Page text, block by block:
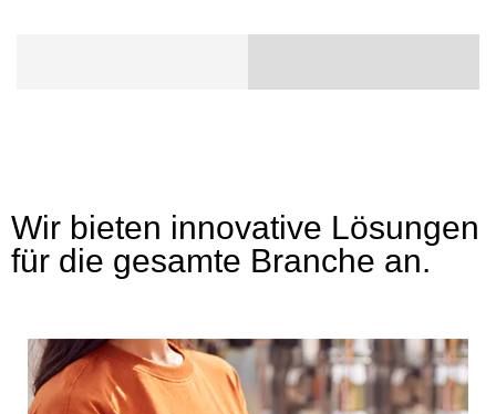
Wir bieten innovative Lösungen
für die gesamte Branche an.